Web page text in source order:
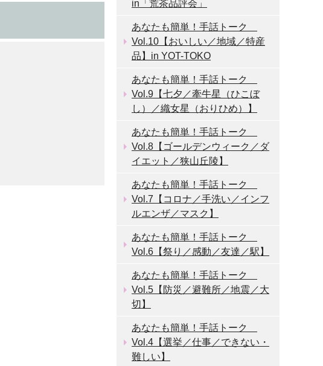
in「荒茶品評会」
あなたも簡単！手話トーク
Vol.10【おいしい／地域／特産
品】in YOT-TOKO
あなたも簡単！手話トーク
Vol.9【七夕／牽牛星（ひこぼ
し）／織女星（おりひめ）】
あなたも簡単！手話トーク
Vol.8【ゴールデンウィーク／ダ
イエット／狭山丘陵】
あなたも簡単！手話トーク
Vol.7【コロナ／手洗い／インフ
ルエンザ／マスク】
あなたも簡単！手話トーク
Vol.6【祭り／感動／友達／駅】
あなたも簡単！手話トーク
Vol.5【防災／避難所／地震／大
切】
あなたも簡単！手話トーク
Vol.4【選挙／仕事／できない・
難しい】